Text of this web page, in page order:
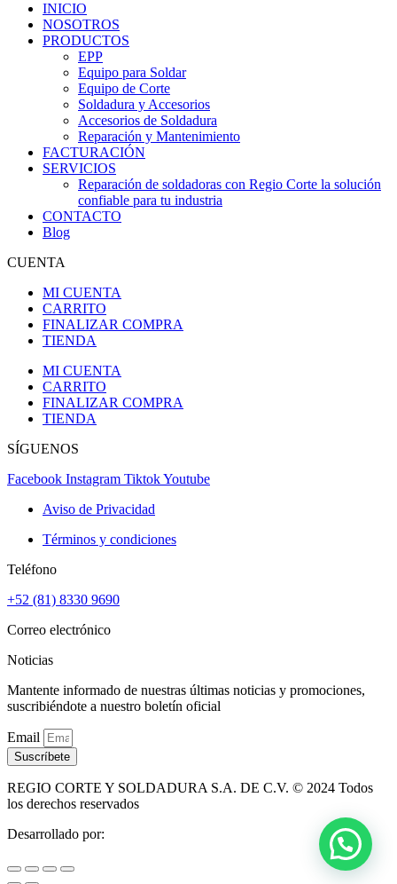
INICIO
NOSOTROS
PRODUCTOS
EPP
Equipo para Soldar
Equipo de Corte
Soldadura y Accesorios
Accesorios de Soldadura
Reparación y Mantenimiento
FACTURACIÓN
SERVICIOS
Reparación de soldadoras con Regio Corte la solución
confiable para tu industria
CONTACTO
Blog
CUENTA
MI CUENTA
CARRITO
FINALIZAR COMPRA
TIENDA
MI CUENTA
CARRITO
FINALIZAR COMPRA
TIENDA
SÍGUENOS
Facebook Instagram TiktokYoutube
Aviso de Privacidad
Términos y condiciones
Teléfono
+52 (81) 8330 9690
Correo electrónico
Noticias
Mantente informado de nuestras últimas noticias y promociones,
suscribiéndote a nuestro boletín oficial
Email
Suscríbete
REGIO CORTE Y SOLDADURA S.A. DE C.V. © 2024 Todos
los derechos reservados
Desarrollado por: